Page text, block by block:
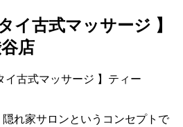
イ古式マッサージ 】
店
れ家サロンというコンセプトで